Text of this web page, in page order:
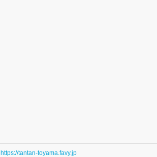
https://tantan-toyama.favy.jp